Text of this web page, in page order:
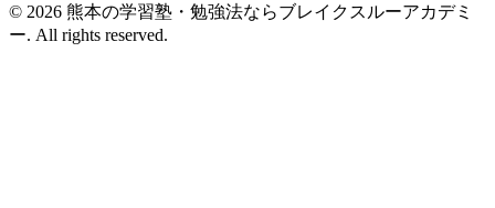
© 2026 熊本の学習塾・勉強法ならブレイクスルーアカデミ
ー. All rights reserved.